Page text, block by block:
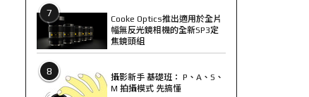
7
Cooke Optics推出適用於全片
幅無反光鏡相機的全新SP3定
焦鏡頭組
8
攝影新手 基礎班： P、A、S、
M 拍攝模式 先搞懂